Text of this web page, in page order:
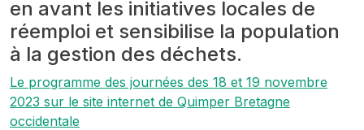
en avant les initiatives locales de
réemploi et sensibilise la population
à la gestion des déchets.
Le programme des journées des 18 et 19 novembre
2023 sur le site internet de Quimper Bretagne
occidentale